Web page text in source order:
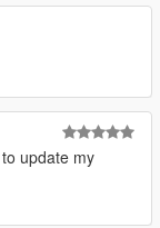
update my